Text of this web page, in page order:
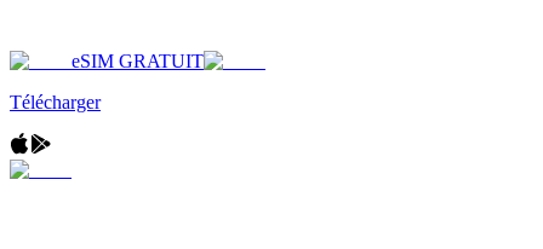
eSIM GRATUIT
Télécharger